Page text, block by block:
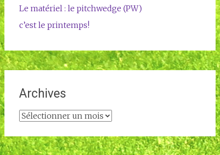
Le matériel : le pitchwedge (PW)
c’est le printemps!
Archives
Archives